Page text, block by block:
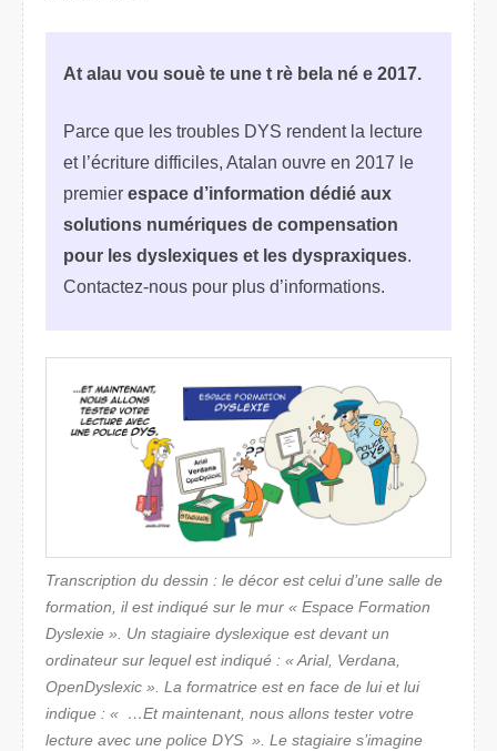
At alau vou souè te une t rè bela né e 2017.
Parce que les troubles DYS rendent la lecture
et l’écriture difficiles, Atalan ouvre en 2017 le
premier espace d’information dédié aux
solutions numériques de compensation
pour les dyslexiques et les dyspraxiques.
Contactez-nous pour plus d’informations.
Transcription du dessin : le décor est celui d’une salle de
formation, il est indiqué sur le mur « Espace Formation
Dyslexie ». Un stagiaire dyslexique est devant un
ordinateur sur lequel est indiqué :
Arial, Verdana,
OpenDyslexic
. La formatrice est en face de lui et lui
indique :
…Et maintenant, nous allons tester votre
lecture avec une police DYS
. Le stagiaire s’imagine